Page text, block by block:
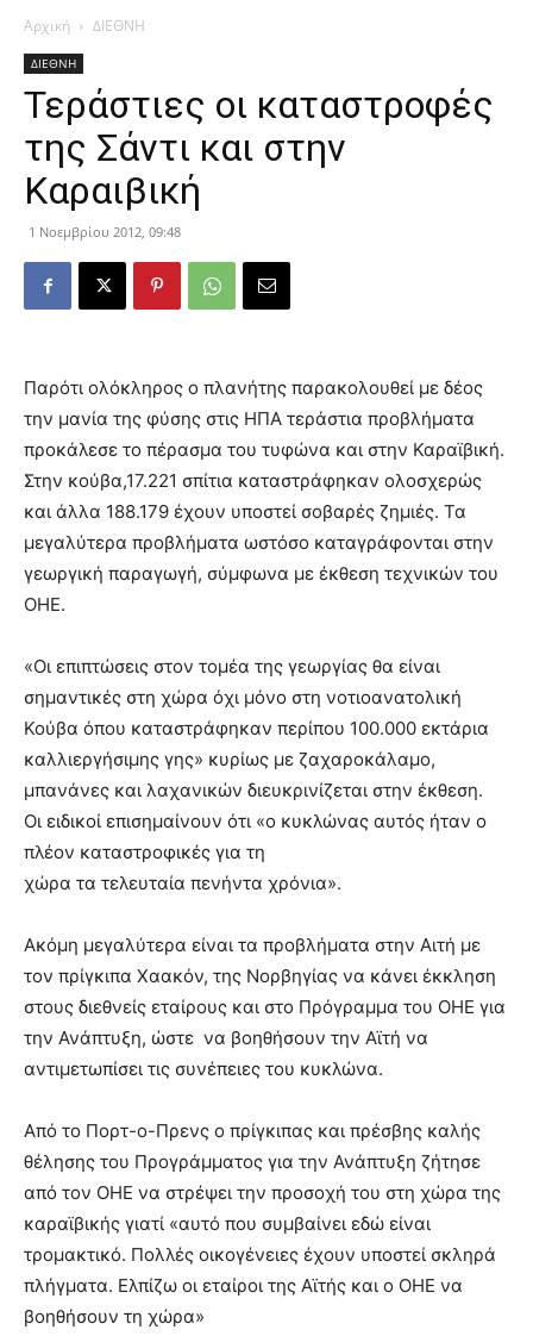
Αρχική ΔΙΕΘΝΗ
ΔΙΕΘΝΗ
Τεράστιες οι καταστροφές
της Σάντι και στην
Καραιβική
1 Νοεμβρίου 2012, 09:48
Παρότι ολόκληρος ο πλανήτης παρακολουθεί με δέος
την μανία της φύσης στις ΗΠΑ τεράστια προβλήματα
προκάλεσε το πέρασμα του τυφώνα και στην Καραϊβική.
Στην κούβα,17.221 σπίτια καταστράφηκαν ολοσχερώς
και άλλα 188.179 έχουν υποστεί σοβαρές ζημιές. Τα
μεγαλύτερα προβλήματα ωστόσο καταγράφονται στην
γεωργική παραγωγή, σύμφωνα με έκθεση τεχνικών του
ΟΗΕ.
«Οι επιπτώσεις στον τομέα της γεωργίας θα είναι
σημαντικές στη χώρα όχι μόνο στη νοτιοανατολική
Κούβα όπου καταστράφηκαν περίπου 100.000 εκτάρια
καλλιεργήσιμης γης» κυρίως με ζαχαροκάλαμο,
μπανάνες και λαχανικών διευκρινίζεται στην έκθεση.
Οι ειδικοί επισημαίνουν ότι «ο κυκλώνας αυτός ήταν ο
πλέον καταστροφικές για τη
χώρα τα τελευταία πενήντα χρόνια».
Ακόμη μεγαλύτερα είναι τα προβλήματα στην Αιτή με
τον πρίγκιπα Χαακόν, της Νορβηγίας να κάνει έκκληση
στους διεθνείς εταίρους και στο Πρόγραμμα του ΟΗΕ για
την Ανάπτυξη, ώστε να βοηθήσουν την Αϊτή να
αντιμετωπίσει τις συνέπειες του κυκλώνα.
Από το Πορτ-ο-Πρενς ο πρίγκιπας και πρέσβης καλής
θέλησης του Προγράμματος για την Ανάπτυξη ζήτησε
από τον ΟΗΕ να στρέψει την προσοχή του στη χώρα της
καραϊβικής γιατί «αυτό που συμβαίνει εδώ είναι
τρομακτικό. Πολλές οικογένειες έχουν υποστεί σκληρά
πλήγματα. Ελπίζω οι εταίροι της Αϊτής και ο ΟΗΕ να
βοηθήσουν τη χώρα»